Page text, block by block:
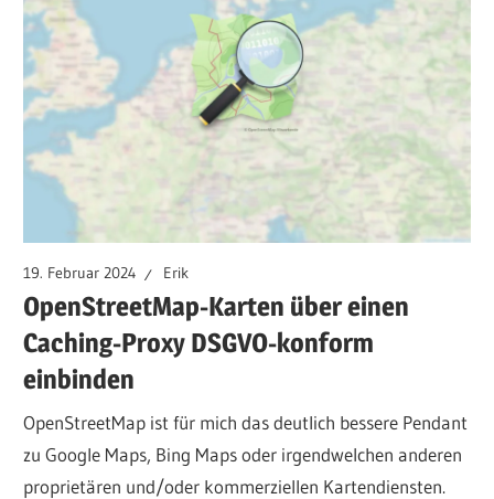
19. Februar 2024 Erik
OpenStreetMap-Karten über einen
Caching-Proxy DSGVO-konform
einbinden
OpenStreetMap ist für mich das deutlich bessere Pendant
zu Google Maps, Bing Maps oder irgendwelchen anderen
proprietären und/oder kommerziellen Kartendiensten.